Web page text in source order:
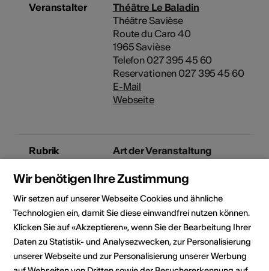
Veranstalter
Théâtre Le Baladin
Théâtre Savièse
Route du Caro 40
1965 Savièse
Telefon 027 395 45 60
Reservationen 027 395 45 60
E-Mail
Webseite
Rubrik
Art der Veranstaltung
Altersfreigabe
Für alle
Veranstaltungsort
Wir benötigen Ihre Zustimmung
Wir setzen auf unserer Webseite Cookies und ähnliche
Technologien ein, damit Sie diese einwandfrei nutzen können.
Klicken Sie auf «Akzeptieren», wenn Sie der Bearbeitung Ihrer
Daten zu Statistik- und Analysezwecken, zur Personalisierung
unserer Webseite und zur Personalisierung unserer Werbung